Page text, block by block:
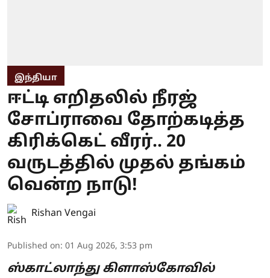
இந்தியா
ஈட்டி எறிதலில் நீரஜ்
சோப்ராவை தோற்கடித்த
கிரிக்கெட் வீரர்.. 20
வருடத்தில் முதல் தங்கம்
வென்ற நாடு!
Rishan Vengai
Published on: 01 Aug 2026, 3:53 pm
ஸ்காட்லாந்து கிளாஸ்கோவில்